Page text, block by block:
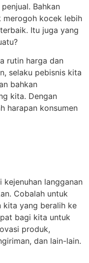
Bahkan
merogoh kocek lebih
Itu juga yang
rutin harga dan
selaku pebisnis kita
bahkan
kita. Dengan
harapan konsumen
kejenuhan langganan
Cobalah untuk
kita yang beralih ke
bagi kita untuk
produk,
dan lain-lain.